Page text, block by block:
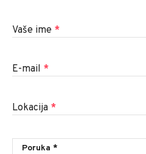
Vaše ime *
E-mail *
Lokacija *